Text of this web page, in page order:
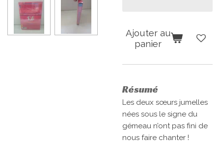
Ajouter au
panier
Résumé
Les deux sœurs jumelles
nées sous le signe du
gémeau n’ont pas fini de
nous faire chanter !